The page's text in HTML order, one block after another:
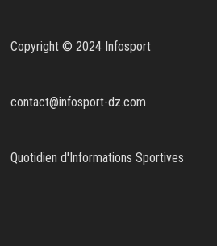
Copyright © 2024 Infosport
contact@infosport-dz.com
Quotidien d'Informations Sportives